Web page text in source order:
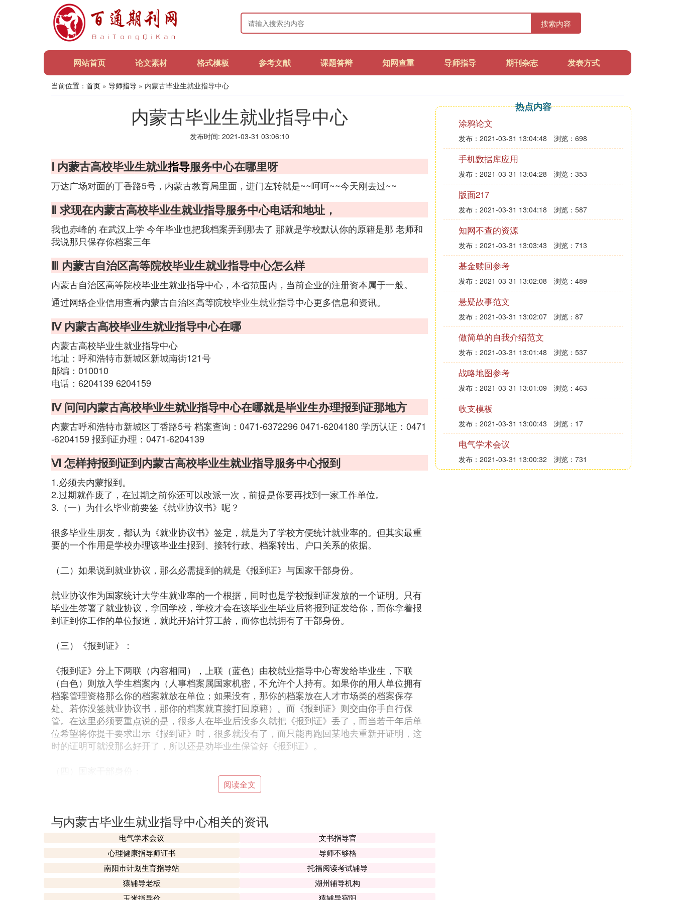
搜索内容
网站首页 论文素材 格式模板 参考文献 课题答辩 知网查重 导师指导 期刊杂志 发表方式
当前位置： 首页 » 导师指导 » 内蒙古毕业生就业指导中心
内蒙古毕业生就业指导中心
发布时间: 2021-03-31 03:06:10
Ⅰ 内蒙古高校毕业生就业指导服务中心在哪里呀
万达广场对面的丁香路5号，内蒙古教育局里面，进门左转就是~~呵呵~~今天刚去过~~
Ⅱ 求现在内蒙古高校毕业生就业指导服务中心电话和地址，
我也赤峰的 在武汉上学 今年毕业也把我档案弄到那去了 那就是学校默认你的原籍是那 老师和
我说那只保存你档案三年
Ⅲ 内蒙古自治区高等院校毕业生就业指导中心怎么样
内蒙古自治区高等院校毕业生就业指导中心，本省范围内，当前企业的注册资本属于一般。
通过网络企业信用查看内蒙古自治区高等院校毕业生就业指导中心更多信息和资讯。
Ⅳ 内蒙古高校毕业生就业指导中心在哪
内蒙古高校毕业生就业指导中心
地址：呼和浩特市新城区新城南街121号
邮编：010010
电话：6204139 6204159
Ⅳ 问问内蒙古高校毕业生就业指导中心在哪就是毕业生办理报到证那地方
内蒙古呼和浩特市新城区丁香路5号 档案查询：0471-6372296 0471-6204180 学历认证：0471
-6204159 报到证办理：0471-6204139
Ⅵ 怎样持报到证到内蒙古高校毕业生就业指导服务中心报到
1.必须去内蒙报到。
2.过期就作废了，在过期之前你还可以改派一次，前提是你要再找到一家工作单位。
3.（一）为什么毕业前要签《就业协议书》呢？
很多毕业生朋友，都认为《就业协议书》签定，就是为了学校方便统计就业率的。但其实最重
要的一个作用是学校办理该毕业生报到、接转行政、档案转出、户口关系的依据。
（二）如果说到就业协议，那么必需提到的就是《报到证》与国家干部身份。
就业协议作为国家统计大学生就业率的一个根据，同时也是学校报到证发放的一个证明。只有
毕业生签署了就业协议，拿回学校，学校才会在该毕业生毕业后将报到证发给你，而你拿着报
到证到你工作的单位报道，就此开始计算工龄，而你也就拥有了干部身份。
（三）《报到证》：
《报到证》分上下两联（内容相同），上联（蓝色）由校就业指导中心寄发给毕业生，下联
（白色）则放入学生档案内（人事档案属国家机密，不允许个人持有。如果你的用人单位拥有
档案管理资格那么你的档案就放在单位；如果没有，那你的档案放在人才市场类的档案保存
处。若你没签就业协议书，那你的档案就直接打回原籍）。而《报到证》则交由你手自行保
管。在这里必须要重点说的是，很多人在毕业后没多久就把《报到证》丢了，而当若干年后单
位希望将你提干要求出示《报到证》时，很多就没有了，而只能再跑回某地去重新开证明，这
时的证明可就没那么好开了，所以还是劝毕业生保管好《报到证》。
在中国社会体系中，公民分三种身份：农民、工人、干部。农民归农业部管理，工人归劳动局
却从毕业后就莫名其妙的丢了自己的干部身份。当然也有很多是根本不在乎自己的干部身份。
认为有就有，没有就没有，没有的话我至少是四年大学毕业学士学位。其实你错了。如果你没
有留住你的干部身份，可以说你的大学就是白念，而你只是个有学士学位的工人，根本没有改
变你自己的身份。
国家干部身份靠什么来？靠就业协议，靠《报到证》。《报到证》就是你大学生干部身份的证
明，假如某天你被提干时，这个就是你可以被提干的证明，因为你是干部身份。否则你就不能
被提，因为你是工人。
阅读全文
与内蒙古毕业生就业指导中心相关的资讯
电气学术会议
文书指导官
心理健康指导师证书
导师不够格
南阳市计划生育指导站
托福阅读考试辅导
猿辅导老板
湖州辅导机构
玉米指导价
猿辅导宿阳
热点内容
涂鸦论文
发布：2021-03-31 13:04:48 浏览：698
手机数据库应用
发布：2021-03-31 13:04:28 浏览：353
版面217
发布：2021-03-31 13:04:18 浏览：587
知网不查的资源
发布：2021-03-31 13:03:43 浏览：713
基金赎回参考
发布：2021-03-31 13:02:08 浏览：489
悬疑故事范文
发布：2021-03-31 13:02:07 浏览：87
做简单的自我介绍范文
发布：2021-03-31 13:01:48 浏览：537
战略地图参考
发布：2021-03-31 13:01:09 浏览：463
收支模板
发布：2021-03-31 13:00:43 浏览：17
电气学术会议
发布：2021-03-31 13:00:32 浏览：731